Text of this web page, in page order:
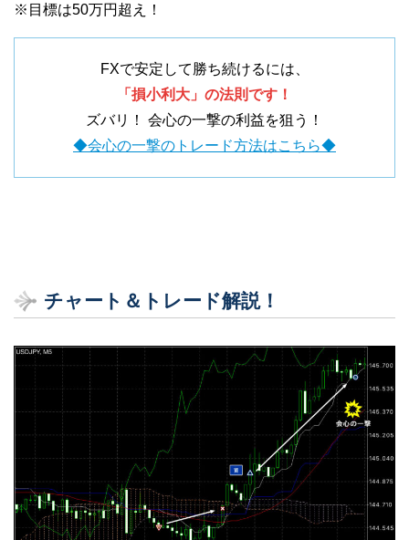
※目標は50万円超え！
FXで安定して勝ち続けるには、
「損小利大」の法則です！
ズバリ！ 会心の一撃の利益を狙う！
◆会心の一撃のトレード方法はこちら◆
チャート＆トレード解説！